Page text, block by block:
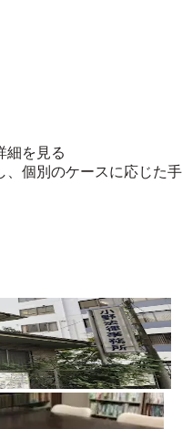
細を見る
、個別のケースに応じた手